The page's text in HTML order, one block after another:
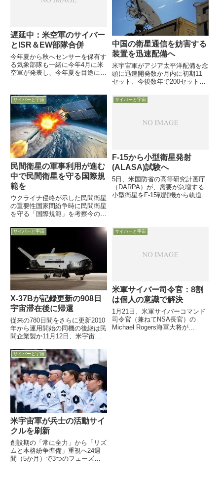
遅延中：米空軍のサイバー
とISR＆EW部隊合併
今年夏から秋へセンサーを保有す
る気象部隊も一緒に今年4月に米
空軍が発表し、今年夏を目途に進
軍（ISR＋EW電子戦担当部隊）
の合併が、新たに米空軍気象航空
団（557th Weather...
中国の衛星通信を妨害する
装置を迅速配備へ
米宇宙軍がアジア太平洋配備を念
頭に迅速開発数か月内に初期11
セット、今後数年で200セット配
「遥感：Yaogan」に危機感12月
19日付Defense-Newsが、特に中
妨害を念頭に...
サイバーと宇宙
民間衛星の軍事利用が進む
中で民間衛星を守る国際規
範を
ウクライナ侵略が示した民間衛星
の重要性国家間紛争時に民間衛星
を守る「国際規範」を考察今のロ
とも思うが8月23日、宇宙政策を
研究する米シンクタンク「Center
サイバーと宇宙
F-15から小型衛星発射
(ALASA)試験へ
5日、米国防省の高等研究計画庁
（DARPA）が、需要が急増する
小型衛星をF-15戦闘機から軌道に
サイバーと宇宙
X-37Bが記録更新の908日
宇宙滞在後に帰還
従来の780日間をさらに更新2010
年から運用開始の同機の後継は民
間企業製か11月12日、米宇宙軍
宇宙船X-37Bが、記録更新の908
日間の宇宙飛行を終えフロリダ州
Cape Canaveral宇宙センターに
無事...
サイバーと宇宙
米軍サイバー司令官：8割
は個人の意識で解決
1月21日、米軍サイバーコマンド
司令官（兼ねてNSA長官）の
Michael Rogers海軍大将が
サイバーと宇宙
米宇宙軍が兵士の活動サイ
クルを刷新
創設期の「常に全力」から「リズ
ムと本格紛争準備」重視へ24週
間（5か月）で3つのフェーズを